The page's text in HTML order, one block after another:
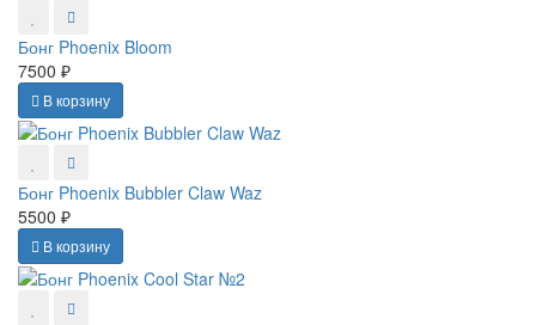
Бонг Phoenix Bloom
7500 ₽
В корзину
Бонг Phoenix Bubbler Claw Waz
5500 ₽
В корзину